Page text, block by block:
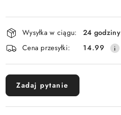
Dostępność
i
dostawa
Wysyłka w ciągu:
24 godziny
Cena przesyłki:
14.99
Zadaj pytanie